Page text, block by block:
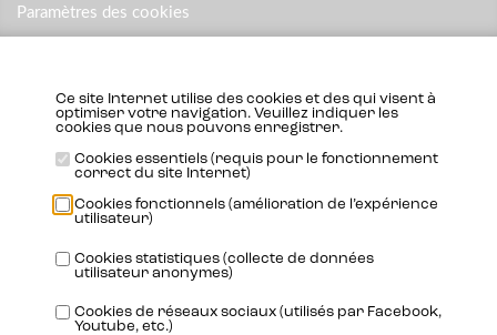
GEARBOX TR-FS
75W80
Plus
d’informations
Paramètres des cookies
Ce site Internet utilise des cookies et des qui visent à
optimiser votre navigation. Veuillez indiquer les
cookies que nous pouvons enregistrer.
Cookies essentiels (requis pour le fonctionnement
correct du site Internet)
Cookies fonctionnels (amélioration de l’expérience
utilisateur)
Cookies statistiques (collecte de données
utilisateur anonymes)
Cookies de réseaux sociaux (utilisés par Facebook,
Youtube, etc.)